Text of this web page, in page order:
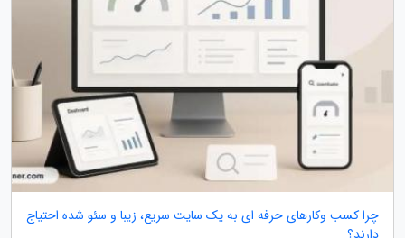
چرا کسب وکارهای حرفه ای به یک سایت سریع، زیبا و سئو شده احتیاج